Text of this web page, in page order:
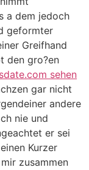
a dem jedoch
geformter
Greifhand
den gro?en
sehen
gar nicht
andere
nie und
er sei
Kurzer
zusammen